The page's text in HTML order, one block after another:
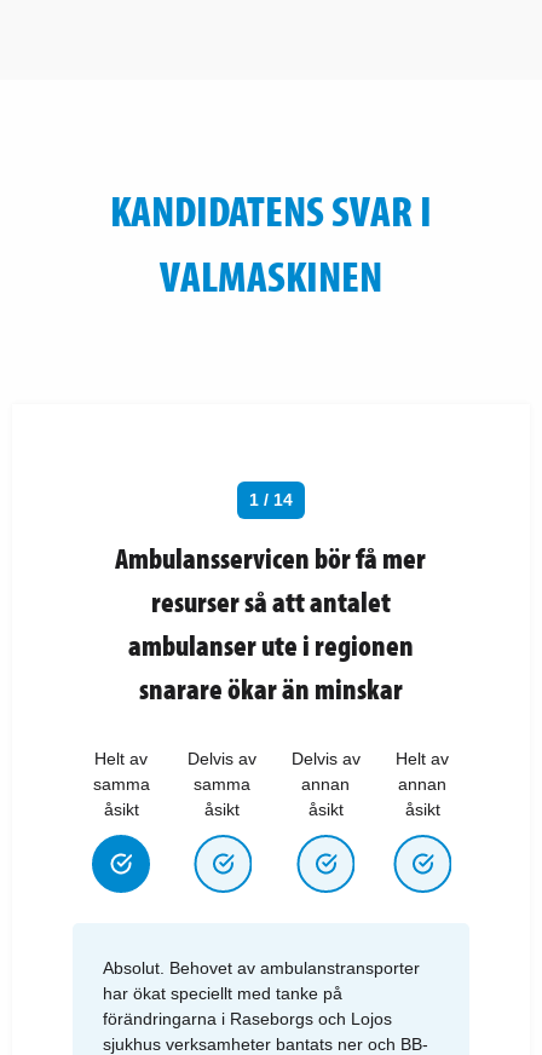
KANDIDATENS SVAR I
VALMASKINEN
1 / 14
Ambulansservicen bör få mer
resurser så att antalet
ambulanser ute i regionen
snarare ökar än minskar
Helt av
samma
åsikt
Delvis av
samma
åsikt
Delvis av
annan
åsikt
Helt av
annan
åsikt
Absolut. Behovet av ambulanstransporter
har ökat speciellt med tanke på
förändringarna i Raseborgs och Lojos
sjukhus verksamheter bantats ner och BB-